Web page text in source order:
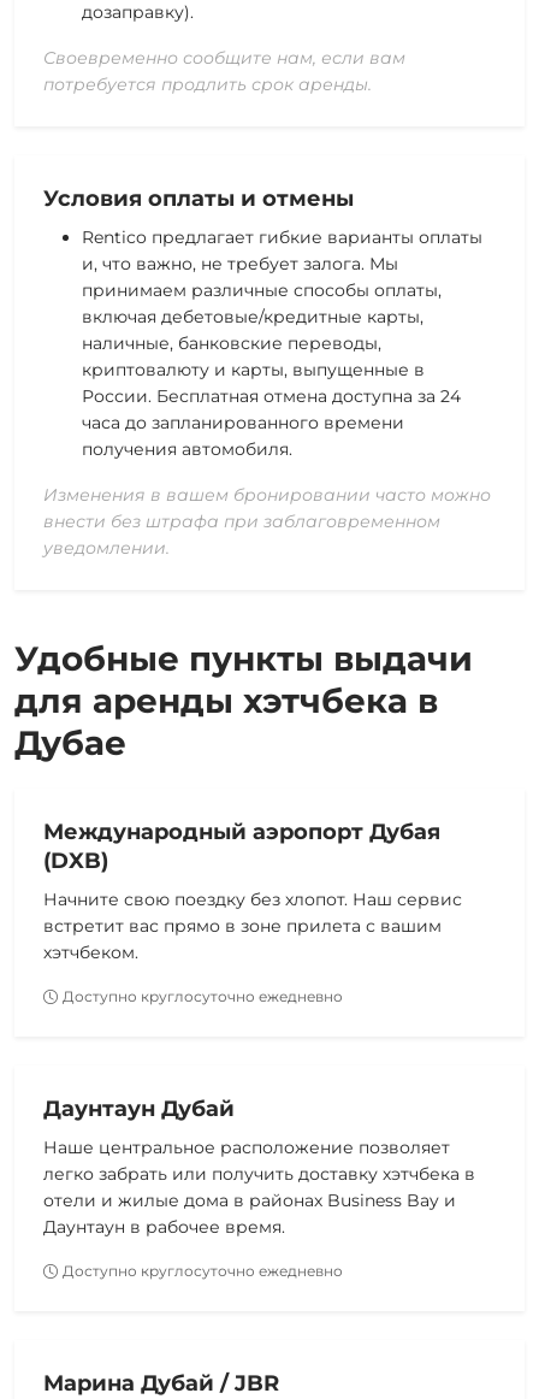
дозаправку).
Своевременно сообщите нам, если вам
потребуется продлить срок аренды.
Условия оплаты и отмены
Rentico предлагает гибкие варианты оплаты
и, что важно, не требует залога. Мы
принимаем различные способы оплаты,
включая дебетовые/кредитные карты,
наличные, банковские переводы,
криптовалюту и карты, выпущенные в
России. Бесплатная отмена доступна за 24
часа до запланированного времени
получения автомобиля.
Изменения в вашем бронировании часто можно
внести без штрафа при заблаговременном
уведомлении.
Удобные пункты выдачи
для аренды хэтчбека в
Дубае
Международный аэропорт Дубая
(DXB)
Начните свою поездку без хлопот. Наш сервис
встретит вас прямо в зоне прилета с вашим
хэтчбеком.
Доступно круглосуточно ежедневно
Даунтаун Дубай
Наше центральное расположение позволяет
легко забрать или получить доставку хэтчбека в
отели и жилые дома в районах Business Bay и
Даунтаун в рабочее время.
Доступно круглосуточно ежедневно
Марина Дубай / JBR